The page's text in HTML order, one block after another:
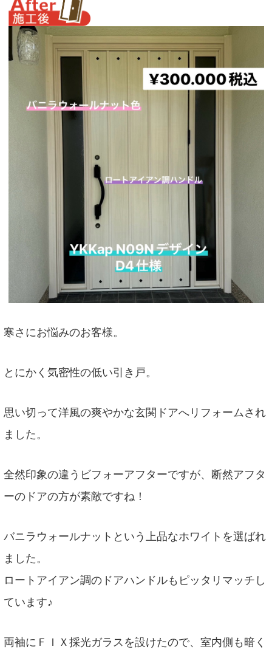
寒さにお悩みのお客様。
とにかく気密性の低い引き戸。
思い切って洋風の爽やかな玄関ドアへリフォームされ
ました。
全然印象の違うビフォーアフターですが、断然アフタ
ーのドアの方が素敵ですね！
バニラウォールナットという上品なホワイトを選ばれ
ました。
ロートアイアン調のドアハンドルもピッタリマッチし
ています♪
両袖にＦＩＸ採光ガラスを設けたので、室内側も暗く